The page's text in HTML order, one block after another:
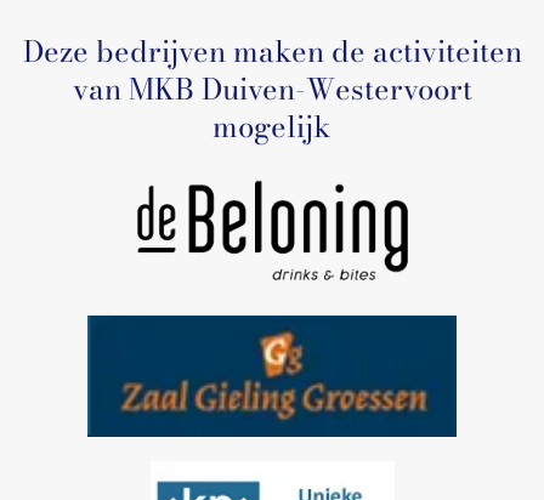
Deze bedrijven maken de activiteiten
van MKB Duiven-Westervoort
mogelijk
Bezoek site
Bezoek site